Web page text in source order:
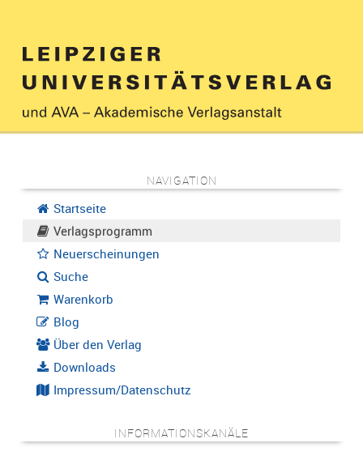
NAVIGATION
Startseite
Verlagsprogramm
Neuerscheinungen
Suche
Warenkorb
Blog
Über den Verlag
Downloads
Impressum/Datenschutz
INFORMATIONSKANÄLE